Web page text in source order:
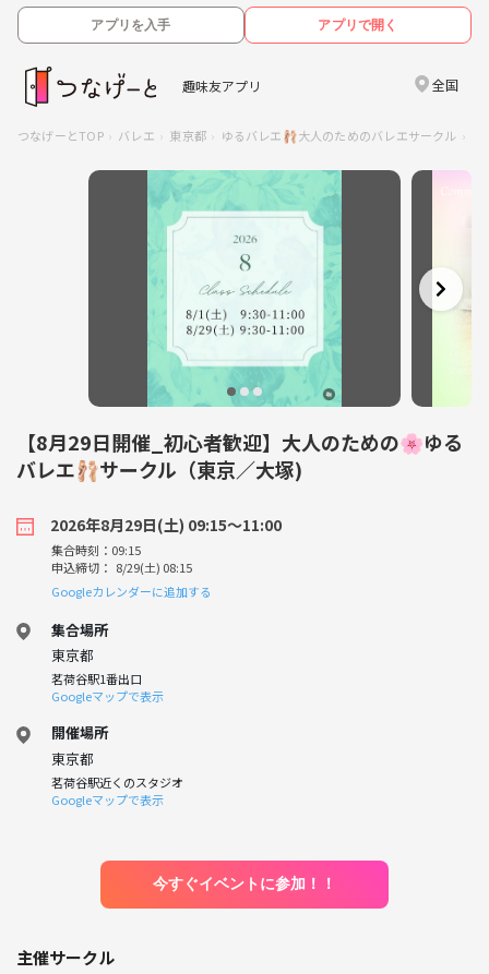
アプリを入手 アプリで開く
趣味友アプリ 全国
つなげーとTOP バレエ 東京都 ゆるバレエ🩰大人のためのバレエサークル
【8月29日開催_初心者歓迎】大人のための🌸ゆる
バレエ🩰サークル（東京／大塚)
2026年8月29日(土) 09:15〜11:00
集合時刻：09:15
申込締切： 8/29(土) 08:15
Googleカレンダーに追加する
集合場所
東京都
茗荷谷駅1番出口
Googleマップで表示
開催場所
東京都
茗荷谷駅近くのスタジオ
Googleマップで表示
今すぐイベントに参加！！
主催サークル